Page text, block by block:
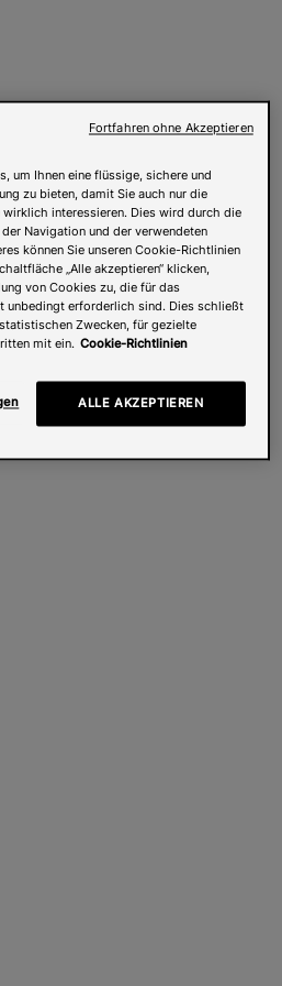
um Ihnen eine flüssige, sichere und
zu bieten, damit Sie auch nur die
interessieren. Dies wird durch die
Navigation und der verwendeten
können Sie unseren Cookie-Richtlinien
„Alle akzeptieren“ klicken,
von Cookies zu, die für das
unbedingt erforderlich sind. Dies schließt
Zwecken, für gezielte
mit ein. Cookie-Richtlinien
ALLE AKZEPTIEREN
Fortfahren ohne Akzeptieren